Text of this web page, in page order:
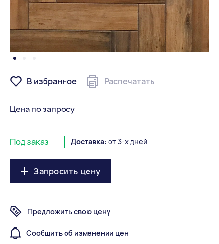
В избранное Распечатать
Цена по запросу
Под заказ Доставка: от 3-х дней
Запросить цену
Предложить свою цену
Сообщить об изменении цен